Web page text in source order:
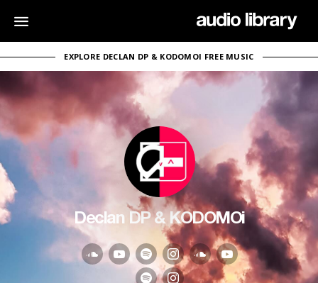
EXPLORE DECLAN DP & KODOMOI FREE MUSIC
Declan DP & KODOMOi